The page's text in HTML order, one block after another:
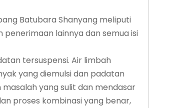
Batubara Shanyang meliputi
lainnya dan semua isi
tersuspensi. Air limbah
yang diemulsi dan padatan
yang sulit dan mendasar
proses kombinasi yang benar,